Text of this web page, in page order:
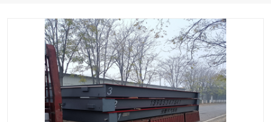
地磅传感器 废纸打包机
烘干机 食品烘干机
装载机电子秤 输送机